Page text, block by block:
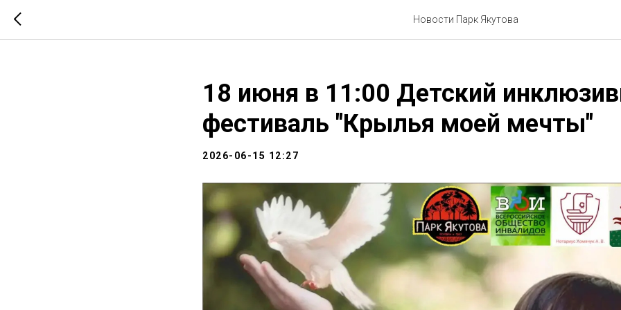
Новости Парк Якутова
18 июня в 11:00 Детский
фестиваль "Крылья моей мечты"
2026-06-15 12:27